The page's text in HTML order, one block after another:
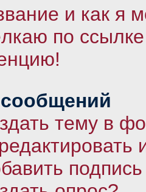
и как я
по
тему в